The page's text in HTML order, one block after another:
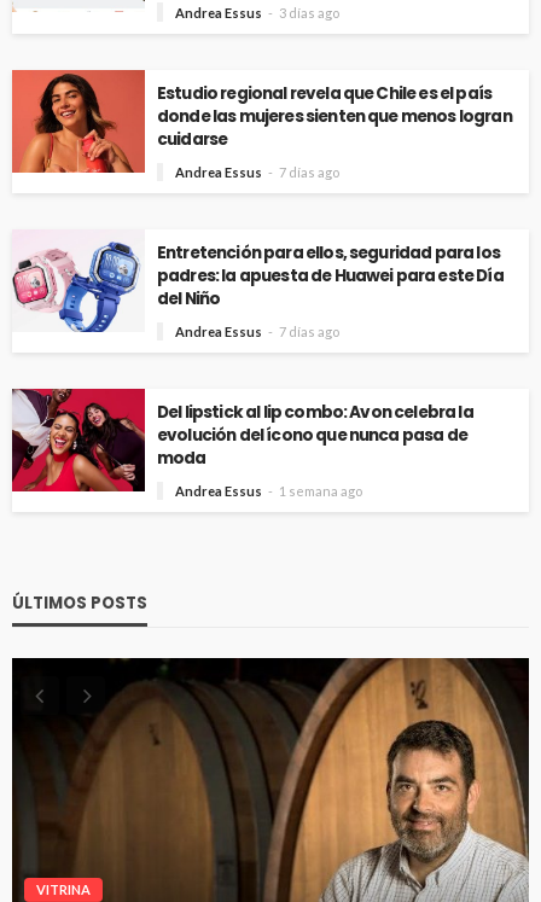
Andrea Essus 3 días ago
Estudio regional revela que Chile es el país
donde las mujeres sienten que menos logran
cuidarse
Andrea Essus 7 días ago
Entretención para ellos, seguridad para los
padres: la apuesta de Huawei para este Día
del Niño
Andrea Essus 7 días ago
Del lipstick al lip combo: Avon celebra la
evolución del ícono que nunca pasa de
moda
Andrea Essus 1 semana ago
ÚLTIMOS POSTS
VITRINA